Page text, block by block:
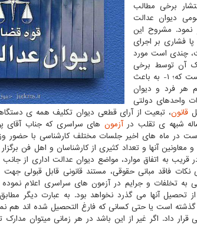
برخی مطالب
دیوان عدالت
نمود. مشروح این
فشاری بر اجرای
چندی است مورد
آن توسط برخی
افراد در سازمان سنجش محیا شده است. این در حالیست که؛ ۱- به باعث
مسلم هر فرد و دیوان
واحدهای دولتی
قانون، تبعیت از آرای قطعی دیوان تکلیف همه ی
آزمون های سراسری که جناب آقای
است در ماه های اخیر جلسات مختلف کارشناسی با حضور
معاونین آنها و تعداد کثیری از کارشناسان و اهل فن
به اتفاق موارد، مواضع دیوان عدالت اداری از
در تفسیر ماده ۱۱ قانون رسیدگی به تخلفات و جرایم در آزمون های
تحصیل آنها می گذرد نخواهد بود. به عبارت دیگر
است یا حتی کسانی که فارغ التحصیل شده اند هم
قرار داد. اگر غیر از این باشد در هر زمانی میتوان